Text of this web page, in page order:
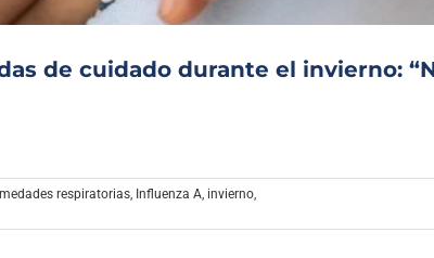
de cuidado durante el invierno:
respiratorias, Influenza A, invierno,